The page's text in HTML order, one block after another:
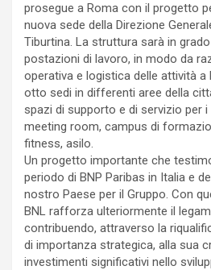
prosegue a Roma con il progetto
nuova sede della Direzione
Tiburtina. La struttura sarà in
postazioni di lavoro, in modo da
operativa e logistica delle attività
otto sedi in differenti aree della
spazi di supporto e di servizio per
meeting room, campus di
fitness, asilo.
Un progetto importante che
periodo di BNP Paribas in Italia e
nostro Paese per il Gruppo. Con
BNL rafforza ulteriormente il
contribuendo, attraverso la
di importanza strategica, alla sua
investimenti significativi nello